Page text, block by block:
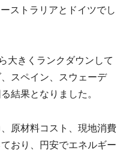
ストラリアとドイツでし
大きくランクダウンして
スペイン、スウェーデ
結果となりました。
原材料コスト、現地消費
おり、円安でエネルギー